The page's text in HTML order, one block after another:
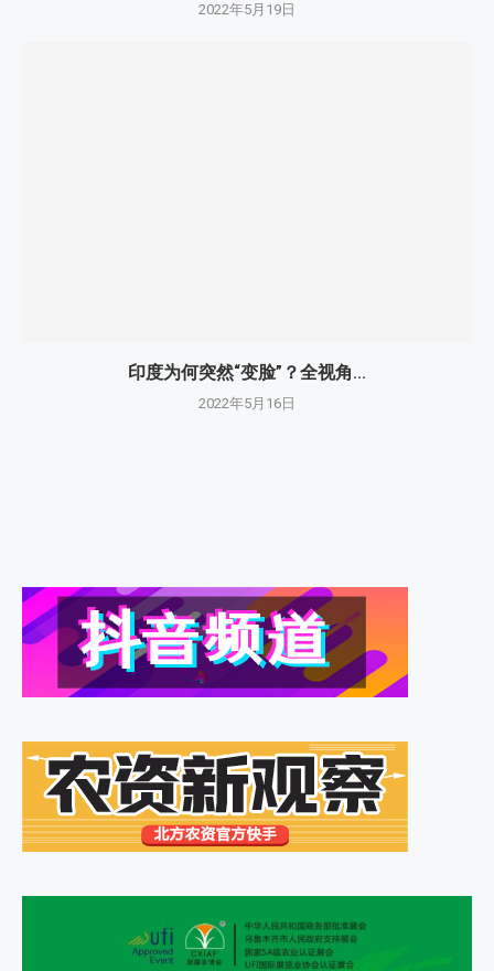
2022年5月19日
印度为何突然“变脸”？全视角...
2022年5月16日